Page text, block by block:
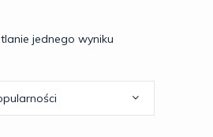
jednego wyniku